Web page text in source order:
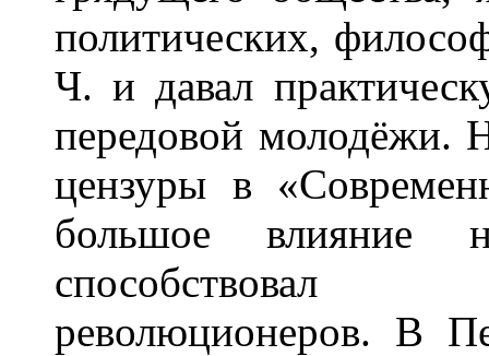
политических,
Ч. и давал
передовой молодёжи.
цензуры в
большое влияние
революционеров. В